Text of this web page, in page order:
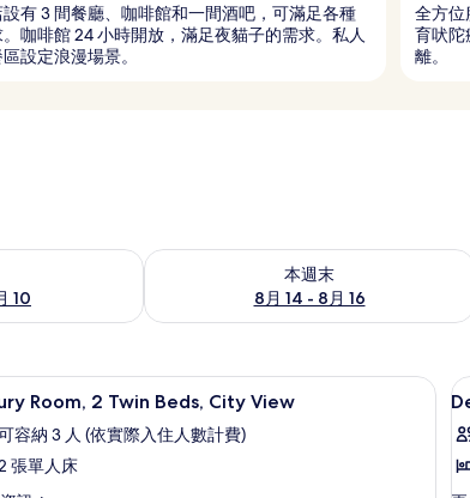
有 3 間餐廳、咖啡館和一間酒吧，可滿足各種
。咖啡館 24 小時開放，滿足夜貓子的需求。私人
設定浪漫場景。
全方位
育吠陀
離。
10
的供應情況
本週末
8月 14 - 8月 16
查看本週末 (8月 14 - 8月 16) 的供應情
高級寢具、迷你吧、客房內保險箱、書桌
Room, 2 Twin Beds, City View
容納 3 人 (依實際入住人數計費)
張單人床
顯